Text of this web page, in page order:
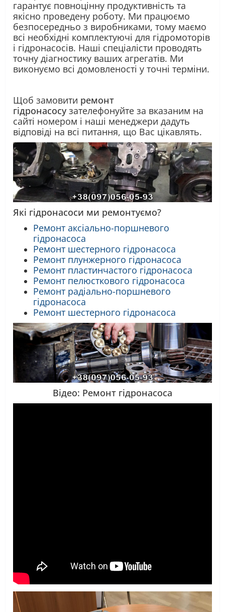
гарантує повноцінну продуктивність та
якісно проведену роботу. Ми працюємо
безпосередньо з виробниками, тому маємо
всі необхідні комплектуючі для гідромоторів
і гідронасосів. Наші спеціалісти проводять
точну діагностику ваших агрегатів. Ми
виконуємо всі домовленості у точні терміни.
Щоб замовити ремонт
гідронасосузателефонуйте за вказаним на
сайті номером і наші менеджери дадуть
відповіді на всі питання, що Вас цікавлять.
Які гідронасоси ми ремонтуємо?
Ремонт аксіально-поршневого
гідронасоса
Ремонт шестерного гідронасоса
Ремонт плунжерного гідронасоса
Ремонт пластинчастого гідронасоса
Ремонт пелюсткового гідронасоса
Ремонт радіально-поршневого
гідронасоса
Ремонт шестерного гідронасоса
Відео: Ремонт гідронасоса